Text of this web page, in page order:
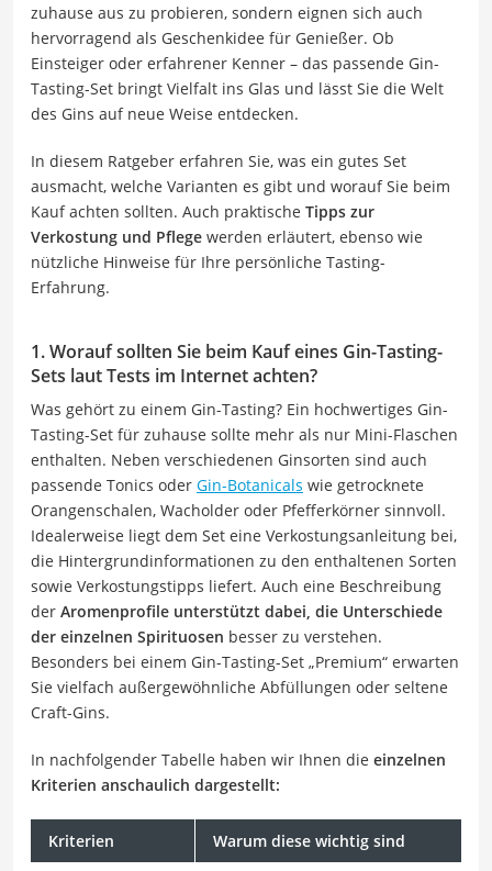
zuhause aus zu probieren, sondern eignen sich auch
hervorragend als Geschenkidee für Genießer. Ob
Einsteiger oder erfahrener Kenner – das passende Gin-
Tasting-Set bringt Vielfalt ins Glas und lässt Sie die Welt
des Gins auf neue Weise entdecken.
In diesem Ratgeber erfahren Sie, was ein gutes Set
ausmacht, welche Varianten es gibt und worauf Sie beim
Kauf achten sollten. Auch praktische Tipps zur
Verkostung und Pflege werden erläutert, ebenso wie
nützliche Hinweise für Ihre persönliche Tasting-
Erfahrung.
1. Worauf sollten Sie beim Kauf eines Gin-Tasting-
Sets laut Tests im Internet achten?
Was gehört zu einem Gin-Tasting? Ein hochwertiges Gin-
Tasting-Set für zuhause sollte mehr als nur Mini-Flaschen
enthalten. Neben verschiedenen Ginsorten sind auch
passende Tonics oder Gin-Botanicals wie getrocknete
Orangenschalen, Wacholder oder Pfefferkörner sinnvoll.
Idealerweise liegt dem Set eine Verkostungsanleitung bei,
die Hintergrundinformationen zu den enthaltenen Sorten
sowie Verkostungstipps liefert. Auch eine Beschreibung
der Aromenprofile unterstützt dabei, die Unterschiede
der einzelnen Spirituosen besser zu verstehen.
Besonders bei einem Gin-Tasting-Set „Premium“ erwarten
Sie vielfach außergewöhnliche Abfüllungen oder seltene
Craft-Gins.
In nachfolgender Tabelle haben wir Ihnen die einzelnen
Kriterien anschaulich dargestellt:
Kriterien Warum diese wichtig sind